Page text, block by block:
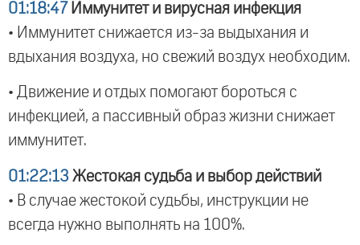
01:18:47 Иммунитет и вирусная инфекция
• Иммунитет снижается из-за выдыхания и
вдыхания воздуха, но свежий воздух необходим.
• Движение и отдых помогают бороться с
инфекцией, а пассивный образ жизни снижает
иммунитет.
01:22:13 Жестокая судьба и выбор действий
• В случае жестокой судьбы, инструкции не
всегда нужно выполнять на 100%.